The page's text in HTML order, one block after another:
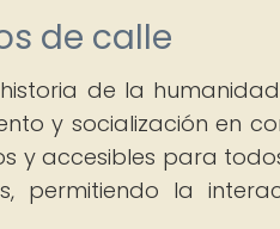
de calle
de la
y socialización en
y accesibles para
permitiendo la